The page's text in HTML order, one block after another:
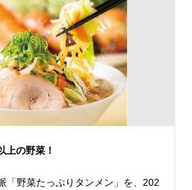
してください！
定食は路面店でのみ販売しておりま
員様限定で「お子さまラーメン」が
配布いたします。（※ご使用はラー
杯以上ご注文いただいた方に限る）
メンは、おもちゃまたはおかし付
公式アプリをダウンロードすると、
き、期間中は毎日ご利用いただけま
そろって魁力屋でゆったりとしたひ
上の野菜！
「野菜たっぷりタンメン」を、202